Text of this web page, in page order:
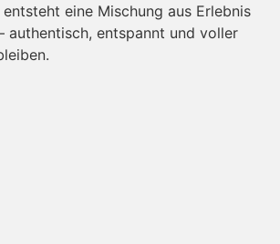
eine Mischung aus Erlebnis
authentisch, entspannt und voller